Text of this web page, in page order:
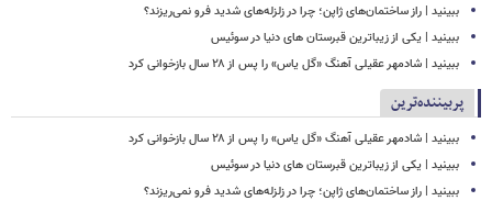
ببینید | راز ساختمان‌های ژاپن؛ چرا در زلزله‌های شدید فرو نمی‌ریزند؟
ببینید | یکی از زیباترین قبرستان های دنیا در سوئیس
ببینید | شادمهر عقیلی آهنگ «گل یاس» را پس از ۲۸ سال بازخوانی کرد
پربیننده‌ترین
ببینید | شادمهر عقیلی آهنگ «گل یاس» را پس از ۲۸ سال بازخوانی کرد
ببینید | یکی از زیباترین قبرستان های دنیا در سوئیس
ببینید | راز ساختمان‌های ژاپن؛ چرا در زلزله‌های شدید فرو نمی‌ریزند؟